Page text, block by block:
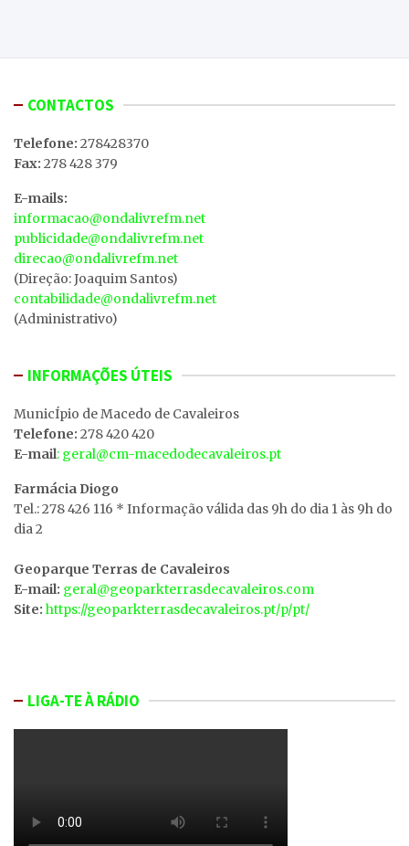
CONTACTOS
Telefone: 278428370
Fax: 278 428 379
E-mails:
informacao@ondalivrefm.net
publicidade@ondalivrefm.net
direcao@ondalivrefm.net
(Direção: Joaquim Santos)
contabilidade@ondalivrefm.net
(Administrativo)
INFORMAÇÕES ÚTEIS
MunicÍpio de Macedo de Cavaleiros
Telefone: 278 420 420
E-mail: geral@cm-macedodecavaleiros.pt
Farmácia Diogo
Tel.: 278 426 116 * Informação válida das 9h do dia 1 às 9h do
dia 2
Geoparque Terras de Cavaleiros
E-mail: geral@geoparkterrasdecavaleiros.com
Site: https://geoparkterrasdecavaleiros.pt/p/pt/
LIGA-TE À RÁDIO